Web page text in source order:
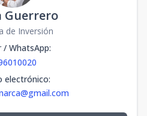
Guerrero
de Inversión
/ WhatsApp:
electrónico: